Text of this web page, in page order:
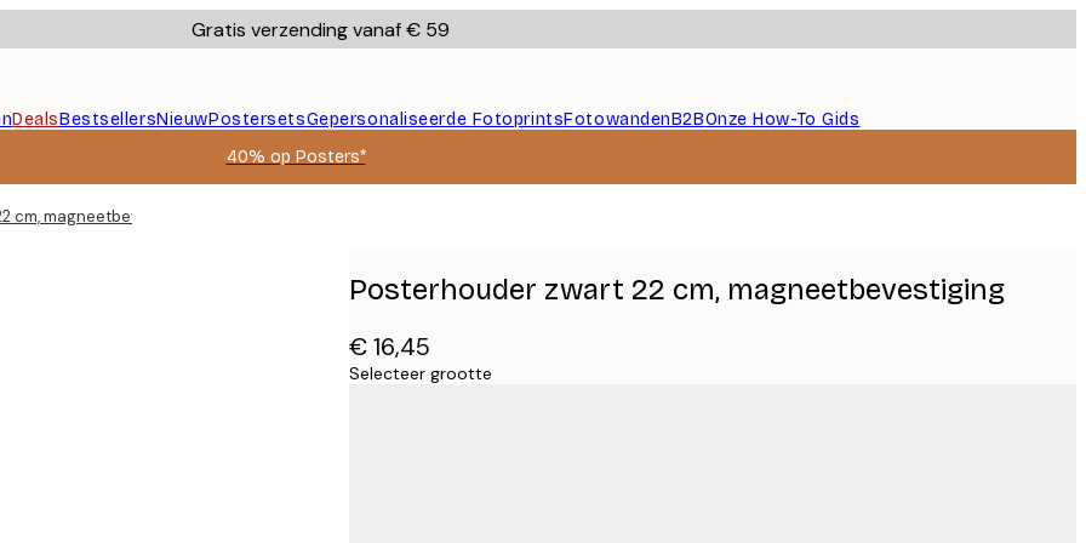
Gratis verzending vanaf € 59
DealsBestsellersNieuwPostersetsGepersonaliseerde FotoprintsFotowandenB2BOnze How-To Gids
40% op Posters*
cm, magneetbevestiging
Posterhouder zwart 22 cm, magneetbevestiging
€ 16,45
Selecteer grootte